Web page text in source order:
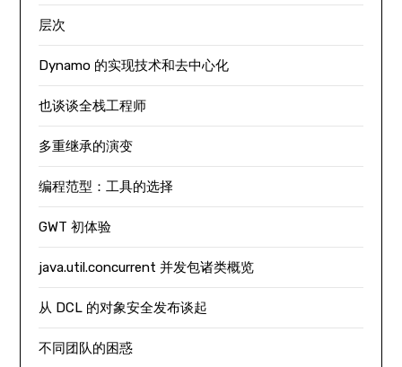
层次
Dynamo 的实现技术和去中心化
也谈谈全栈工程师
多重继承的演变
编程范型：工具的选择
GWT 初体验
java.util.concurrent 并发包诸类概览
从 DCL 的对象安全发布谈起
不同团队的困惑